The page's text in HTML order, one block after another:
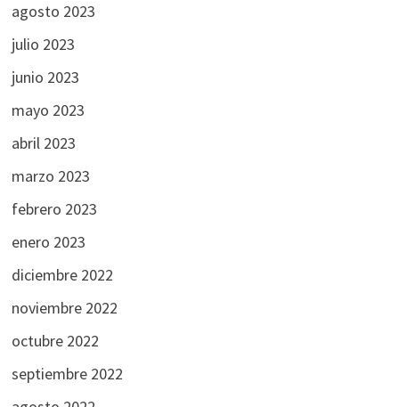
agosto 2023
julio 2023
junio 2023
mayo 2023
abril 2023
marzo 2023
febrero 2023
enero 2023
diciembre 2022
noviembre 2022
octubre 2022
septiembre 2022